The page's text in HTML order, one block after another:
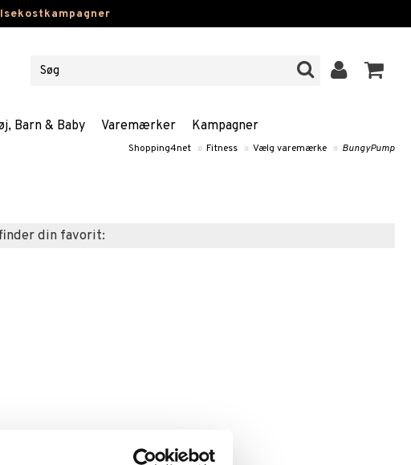
Barn & Baby Varemærker Kampagner
Shopping4net » Fitness » Vælg varemærke » BungyPump
din favorit: